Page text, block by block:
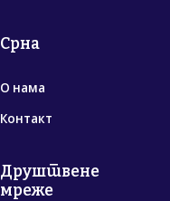
Срна
О нама
Контакт
Друштвене
мреже